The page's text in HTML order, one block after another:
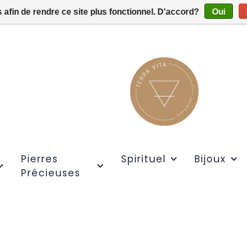
Gratis verzendig vanaf €55.
Pierres
Précieuses
Spirituel Bijoux
afin de rendre ce site plus fonctionnel. D'accord? Oui